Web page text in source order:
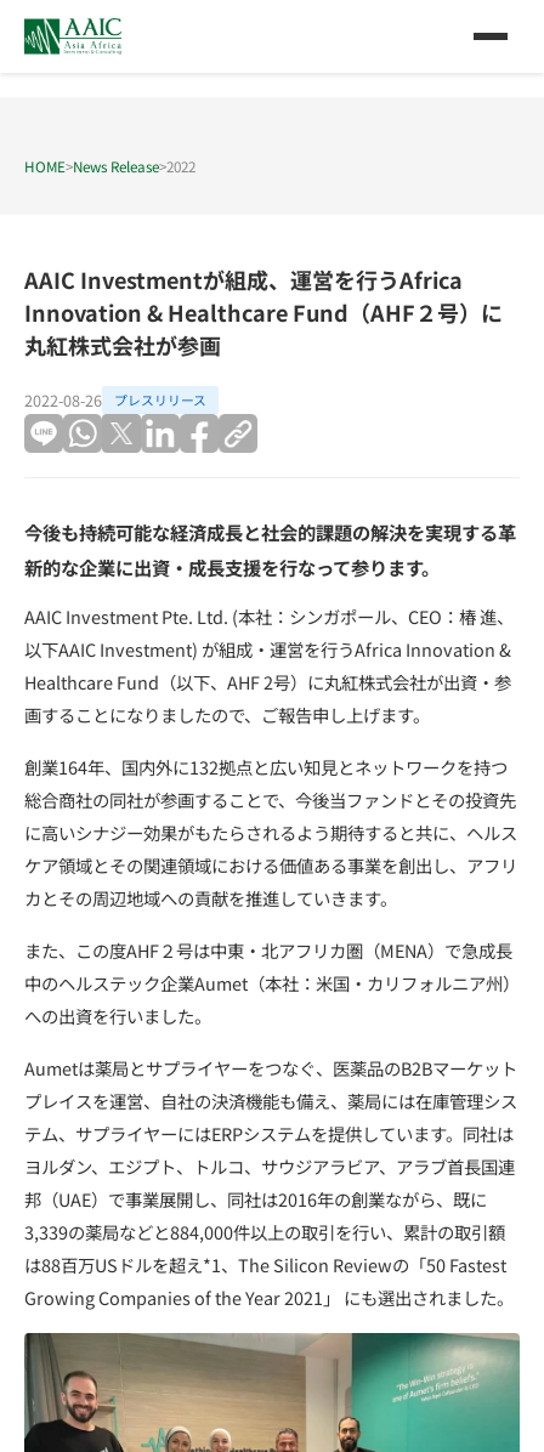
HOME>News Release>2022
AAIC Investmentが組成、運営を行うAfrica
Innovation & Healthcare Fund（AHF２号）に
丸紅株式会社が参画
2022-08-26 プレスリリース
今後も持続可能な経済成長と社会的課題の解決を実現する革
新的な企業に出資・成長支援を行なって参ります。
AAIC InvestmentPte. Ltd. (本社：シンガポール、 CEO ：椿進、
以下AAIC Investment) が組成・運営を行うAfrica Innovation &
Healthcare Fund （以下、 AHF 2号）に丸紅株式会社が出資・参
画することになりましたので、ご報告申し上げます。
創業164年、国内外に132拠点と広い知見とネットワークを持つ
総合商社の同社が参画することで、今後当ファンドとその投資先
に高いシナジー効果がもたらされるよう期待すると共に、ヘルス
ケア領域とその関連領域における価値ある事業を創出し、アフリ
カとその周辺地域への貢献を推進していきます。
また、この度AHF２号は中東・北アフリカ圏（MENA）で急成長
中のヘルステック企業Aumet （本社：米国・カリフォルニア州）
への出資を行いました。
Aumetは薬局とサプライヤーをつなぐ、医薬品のB2Bマーケット
プレイスを運営、自社の決済機能も備え、薬局には在庫管理シス
テム、サプライヤーにはERPシステムを提供しています。同社は
ヨルダン、エジプト、トルコ、サウジアラビア、アラブ首長国連
邦（UAE）で事業展開し、同社は2016年の創業ながら、既に
3,339の薬局などと884,000件以上の取引を行い、累計の取引額
は88百万US ドルを超え*1、 The Silicon Reviewの「50 Fastest
Growing Companies of the Year 2021 」 にも選出されました。